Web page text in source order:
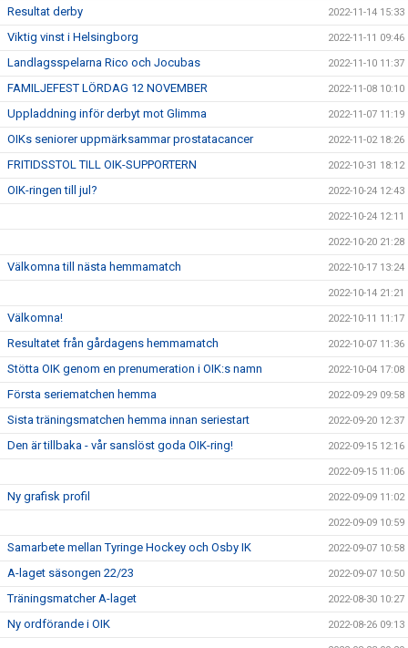
Resultat derby 2022-11-14 15:33
Viktig vinst i Helsingborg 2022-11-11 09:46
Landlagsspelarna Rico och Jocubas 2022-11-10 11:37
FAMILJEFEST LÖRDAG 12 NOVEMBER 2022-11-08 10:10
Uppladdning inför derbyt mot Glimma 2022-11-07 11:19
OIKs seniorer uppmärksammar prostatacancer 2022-11-02 18:26
FRITIDSSTOL TILL OIK-SUPPORTERN 2022-10-31 18:12
OIK-ringen till jul? 2022-10-24 12:43
2022-10-24 12:11
2022-10-20 21:28
Välkomna till nästa hemmamatch 2022-10-17 13:24
2022-10-14 21:21
Välkomna! 2022-10-11 11:17
Resultatet från gårdagens hemmamatch 2022-10-07 11:36
Stötta OIK genom en prenumeration i OIK:s namn 2022-10-04 17:08
Första seriematchen hemma 2022-09-29 09:58
Sista träningsmatchen hemma innan seriestart 2022-09-20 12:37
Den är tillbaka - vår sanslöst goda OIK-ring! 2022-09-15 12:16
2022-09-15 11:06
Ny grafisk profil 2022-09-09 11:02
2022-09-09 10:59
Samarbete mellan Tyringe Hockey och Osby IK 2022-09-07 10:58
A-laget säsongen 22/23 2022-09-07 10:50
Träningsmatcher A-laget 2022-08-30 10:27
Ny ordförande i OIK 2022-08-26 09:13